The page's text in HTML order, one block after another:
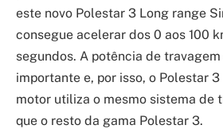
este novo Polestar 3 Long range
consegue acelerar dos 0 aos 100
segundos. A potência de
importante e, por isso, o Polestar
motor utiliza o mesmo sistema de
que o resto da gama Polestar 3.